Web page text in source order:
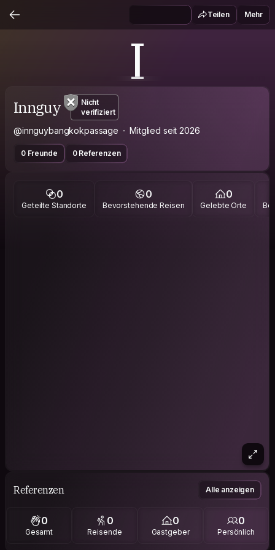
Teilen Mehr
I
Innguy
Nicht
verifiziert
@innguybangkokpassage Mitglied seit 2026
0 Freunde 0 Referenzen
0
Geteilte Standorte
0
Bevorstehende Reisen
0
Gelebte Orte
Referenzen Alle anzeigen
0
Gesamt
0
Reisende
0
Gastgeber
0
Persönlich